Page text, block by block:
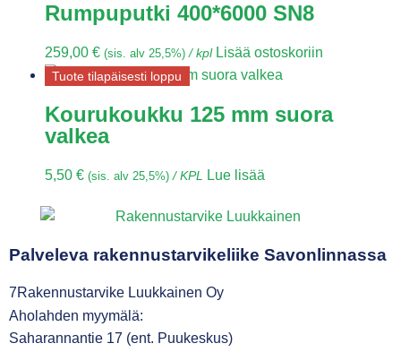
Rumpuputki 400*6000 SN8
259,00 € (sis. alv 25,5%) / kpl Lisää ostoskoriin
Tuote tilapäisesti loppu
Kourukoukku 125 mm suora
valkea
5,50 € (sis. alv 25,5%) / KPL Lue lisää
Palveleva rakennustarvikeliike Savonlinnassa
7Rakennustarvike Luukkainen Oy
Aholahden myymälä:
Saharannantie 17 (ent. Puukeskus)